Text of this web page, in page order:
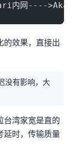
内网----
的效果，直接出
迟没有影响，大
拉台湾家宽是直的
40ms)，传输质量